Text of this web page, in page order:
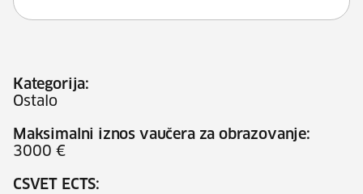
Kategorija:
Ostalo
Maksimalni iznos vaučera za obrazovanje:
3000 €
CSVET ECTS: